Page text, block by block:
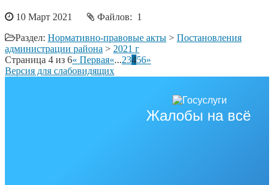
10 Март 2021
Файлов: 1
Раздел: Нормативно-правовые акты > Постановления
администрации района > 2021 г
Страница 4 из 6« Первая«...23456»
Версия для слабовидящих
Жалобы на всё